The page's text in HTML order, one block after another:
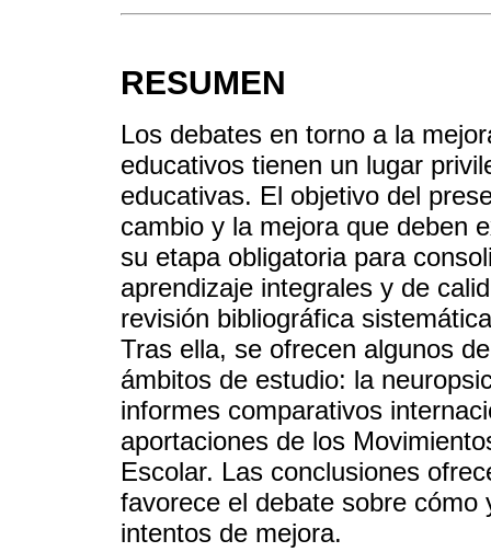
RESUMEN
Los debates en torno a la
educativos tienen un lugar
educativas. El objetivo del
cambio y la mejora que deben
su etapa obligatoria para
aprendizaje integrales y de
revisión bibliográfica
Tras ella, se ofrecen algunos
ámbitos de estudio: la
informes comparativos
aportaciones de los
Escolar. Las conclusiones
favorece el debate sobre
intentos de mejora.